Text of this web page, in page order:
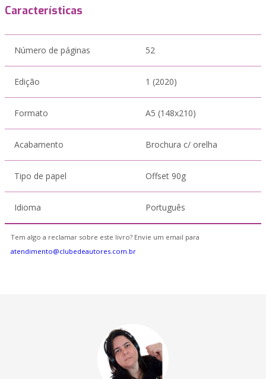
Características
Número de páginas 52
Edição 1 (2020)
Formato A5 (148x210)
Acabamento Brochura c/ orelha
Tipo de papel Offset 90g
Idioma Português
Tem algo a reclamar sobre este livro? Envie um email para
atendimento@clubedeautores.com.br